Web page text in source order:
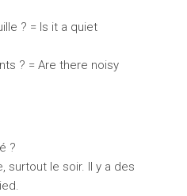
? = Is it a quiet
? = Are there noisy
?
surtout le soir. Il y a des